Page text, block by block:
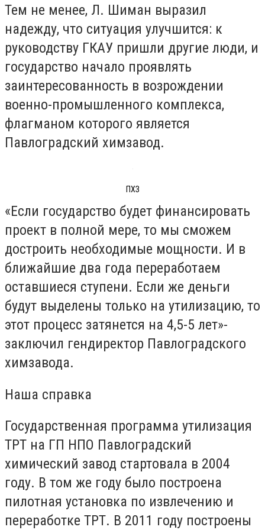
Тем не менее, Л. Шиман выразил
надежду, что ситуация улучшится: к
руководству ГКАУ пришли другие люди, и
государство начало проявлять
заинтересованность в возрождении
военно-промышленного комплекса,
флагманом которого является
Павлоградский химзавод.
ПХЗ
«Если государство будет финансировать
проект в полной мере, то мы сможем
достроить необходимые мощности. И в
ближайшие два года переработаем
оставшиеся ступени. Если же деньги
будут выделены только на утилизацию, то
этот процесс затянется на 4,5-5 лет»-
заключил гендиректор Павлоградского
химзавода.
Наша справка
Государственная программа утилизация
ТРТ на ГП НПО Павлоградский
химический завод стартовала в 2004
году. В том же году было построена
пилотная установка по извлечению и
переработке ТРТ. В 2011 году построены